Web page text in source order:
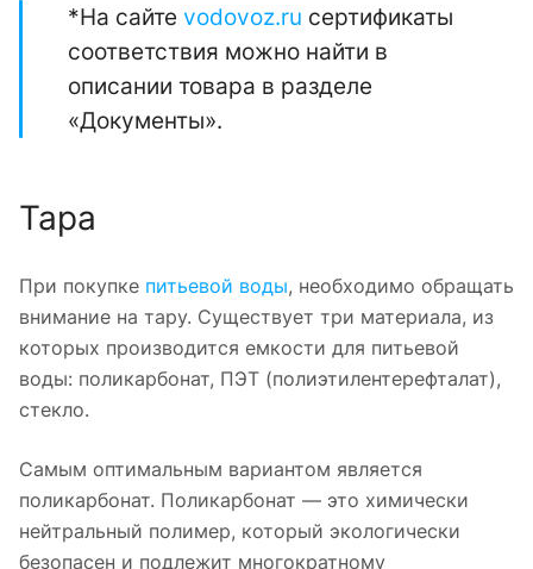
*На сайте vodovoz.ru сертификаты
соответствия можно найти в
описании товара в разделе
«Документы».
Тара
При покупке питьевой воды, необходимо обращать
внимание на тару. Существует три материала, из
которых производится емкости для питьевой
воды: поликарбонат, ПЭТ (полиэтилентерефталат),
стекло.
Самым оптимальным вариантом является
поликарбонат. Поликарбонат — это химически
нейтральный полимер, который экологически
безопасен и подлежит многократному